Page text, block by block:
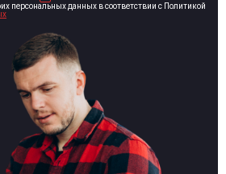
персональных данных в соответствии с Политикой